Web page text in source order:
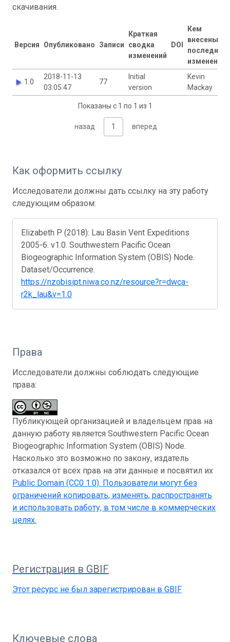
скачивания.
Версия Опубликовано Записи
Краткая
сводка
изменений
DOI
Кем
внесены
последние
изменения
1.0
2018-11-13
03:05:47
77
Initial
version
Kevin
Mackay
Показаны с 1 по 1 из 1
назад 1 вперед
Как оформить ссылку
Исследователи должны дать ссылку на эту работу
следующим образом:
Elizabeth P (2018): Lau Basin Vent Expeditions
2005-6. v1.0. Southwestern Pacific Ocean
Biogeographic Information System (OBIS) Node.
Dataset/Occurrence.
https://nzobisipt.niwa.co.nz/resource?r=dwca-
r2k_lau&v=1.0
Права
Исследователи должны соблюдать следующие
права:
Публикующей организацией и владельцем прав на
данную работу является Southwestern Pacific Ocean
Biogeographic Information System (OBIS) Node.
Насколько это возможно по закону, издатель
отказался от всех прав на эти данные и посвятил их
Public Domain (CC0 1.0). Пользователи могут без
ограничений копировать, изменять, распространять
и использовать работу, в том числе в коммерческих
целях.
Регистрация в GBIF
Этот ресурс не был зарегистрирован в GBIF
Ключевые слова